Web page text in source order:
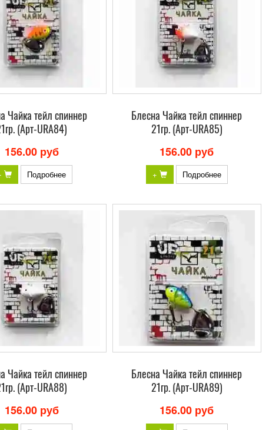
Чайка тейл спиннер
(Арт-URA84)
156.00 руб
Подробнее
Блесна Чайка тейл спиннер
21гр. (Арт-URA85)
156.00 руб
+ Подробнее
Чайка тейл спиннер
(Арт-URA88)
156.00 руб
Блесна Чайка тейл спиннер
21гр. (Арт-URA89)
156.00 руб